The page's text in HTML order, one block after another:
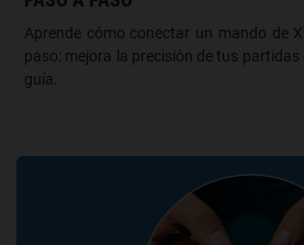
Aprende cómo conectar un mando de
paso: mejora la precisión de tus partidas
guía.